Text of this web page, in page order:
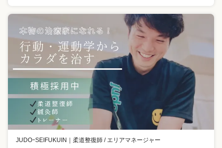
JUDOｰSEIFUKUIN 柔道整復師 / エリアマネージャー